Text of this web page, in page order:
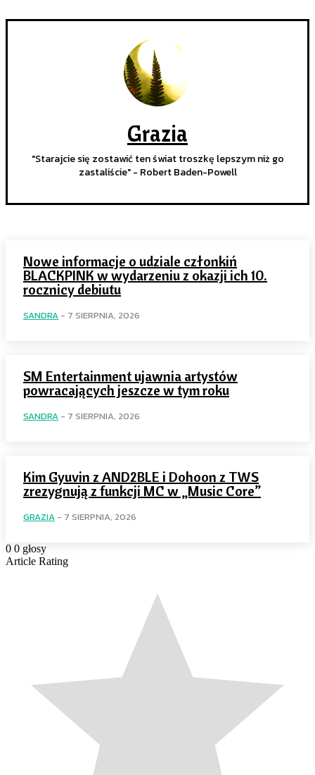
Grazia
"Starajcie się zostawić ten świat troszkę lepszym niż go
zastaliście" - Robert Baden-Powell
Nowe informacje o udziale członkiń
BLACKPINK w wydarzeniu z okazji ich 10.
rocznicy debiutu
SANDRA - 7 SIERPNIA, 2026
SM Entertainment ujawnia artystów
powracających jeszcze w tym roku
SANDRA - 7 SIERPNIA, 2026
Kim Gyuvin z AND2BLE i Dohoon z TWS
zrezygnują z funkcji MC w „Music Core”
GRAZIA - 7 SIERPNIA, 2026
0 0 głosy
Article Rating